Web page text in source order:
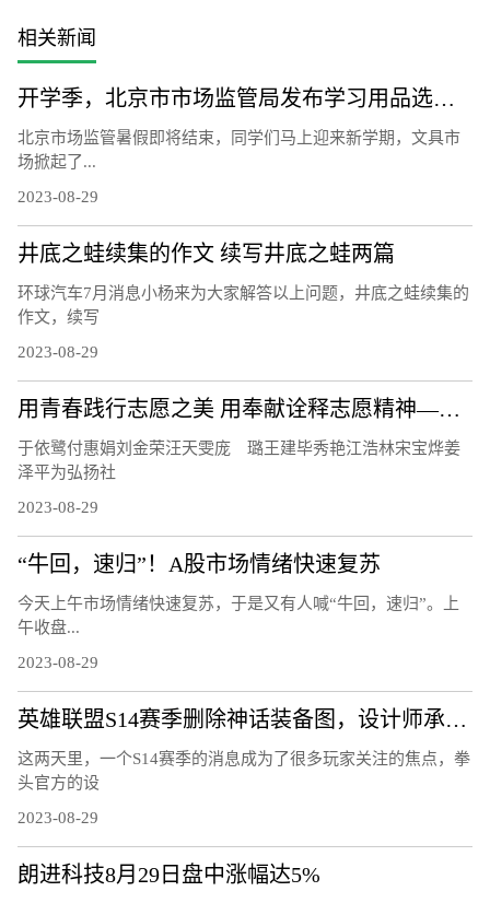
相关新闻
开学季，北京市市场监管局发布学习用品选购提示
北京市场监管暑假即将结束，同学们马上迎来新学期，文具市
场掀起了...
2023-08-29
井底之蛙续集的作文 续写井底之蛙两篇
环球汽车7月消息小杨来为大家解答以上问题，井底之蛙续集的
作文，续写
2023-08-29
用青春践行志愿之美 用奉献诠释志愿精神——记2022年度海淀区十大明星志愿者
于依鹭付惠娟刘金荣汪天雯庞 璐王建毕秀艳江浩林宋宝烨姜
泽平为弘扬社
2023-08-29
“牛回，速归”！A股市场情绪快速复苏
今天上午市场情绪快速复苏，于是又有人喊“牛回，速归”。上
午收盘...
2023-08-29
英雄联盟S14赛季删除神话装备图，设计师承认错误，游戏大批回调
这两天里，一个S14赛季的消息成为了很多玩家关注的焦点，拳
头官方的设
2023-08-29
朗进科技8月29日盘中涨幅达5%